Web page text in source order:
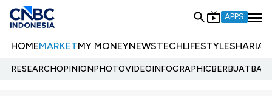
APPS
HOMEMARKETMY MONEYNEWSTECHLIFESTYLESHARIA
RESEARCHOPINIONPHOTOVIDEOINFOGRAPHIC